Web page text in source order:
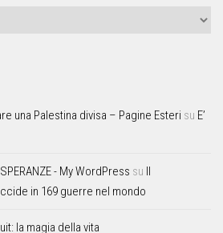
una Palestina divisa – Pagine Esteri su E’
- My WordPress su
in 169 guerre nel mondo
la magia della vita